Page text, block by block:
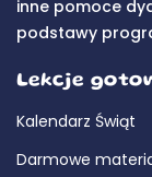
inne pomoce
podstawy
Lekcje
Kalendarz Świąt
Darmowe